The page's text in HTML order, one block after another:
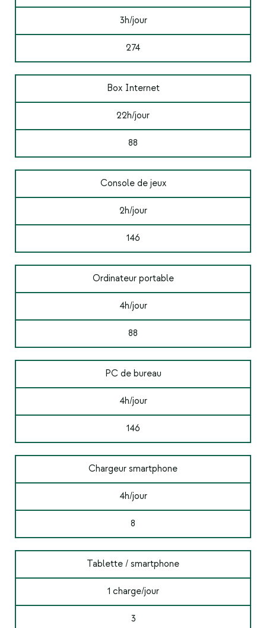
3h/jour
274
Box Internet
22h/jour
88
Console de jeux
2h/jour
146
Ordinateur portable
4h/jour
88
PC de bureau
4h/jour
146
Chargeur smartphone
4h/jour
8
Tablette / smartphone
1 charge/jour
3